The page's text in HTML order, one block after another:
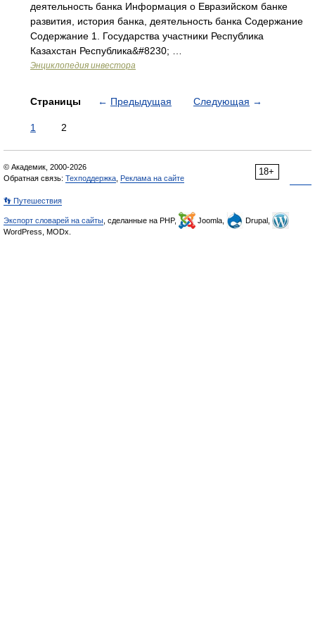
деятельность банка Информация о Евразийском банке
развития, история банка, деятельность банка Содержание
Содержание 1. Государства участники Республика
Казахстан Республика&#8230; …
Энциклопедия инвестора
Страницы ← Предыдущая Следующая →
1 2
18+
© Академик, 2000-2026
Обратная связь: Техподдержка Реклама на сайте
👣 Путешествия
Экспорт словарей на сайты , сделанные на PHP, Joomla,
Drupal,
WordPress, MODx.